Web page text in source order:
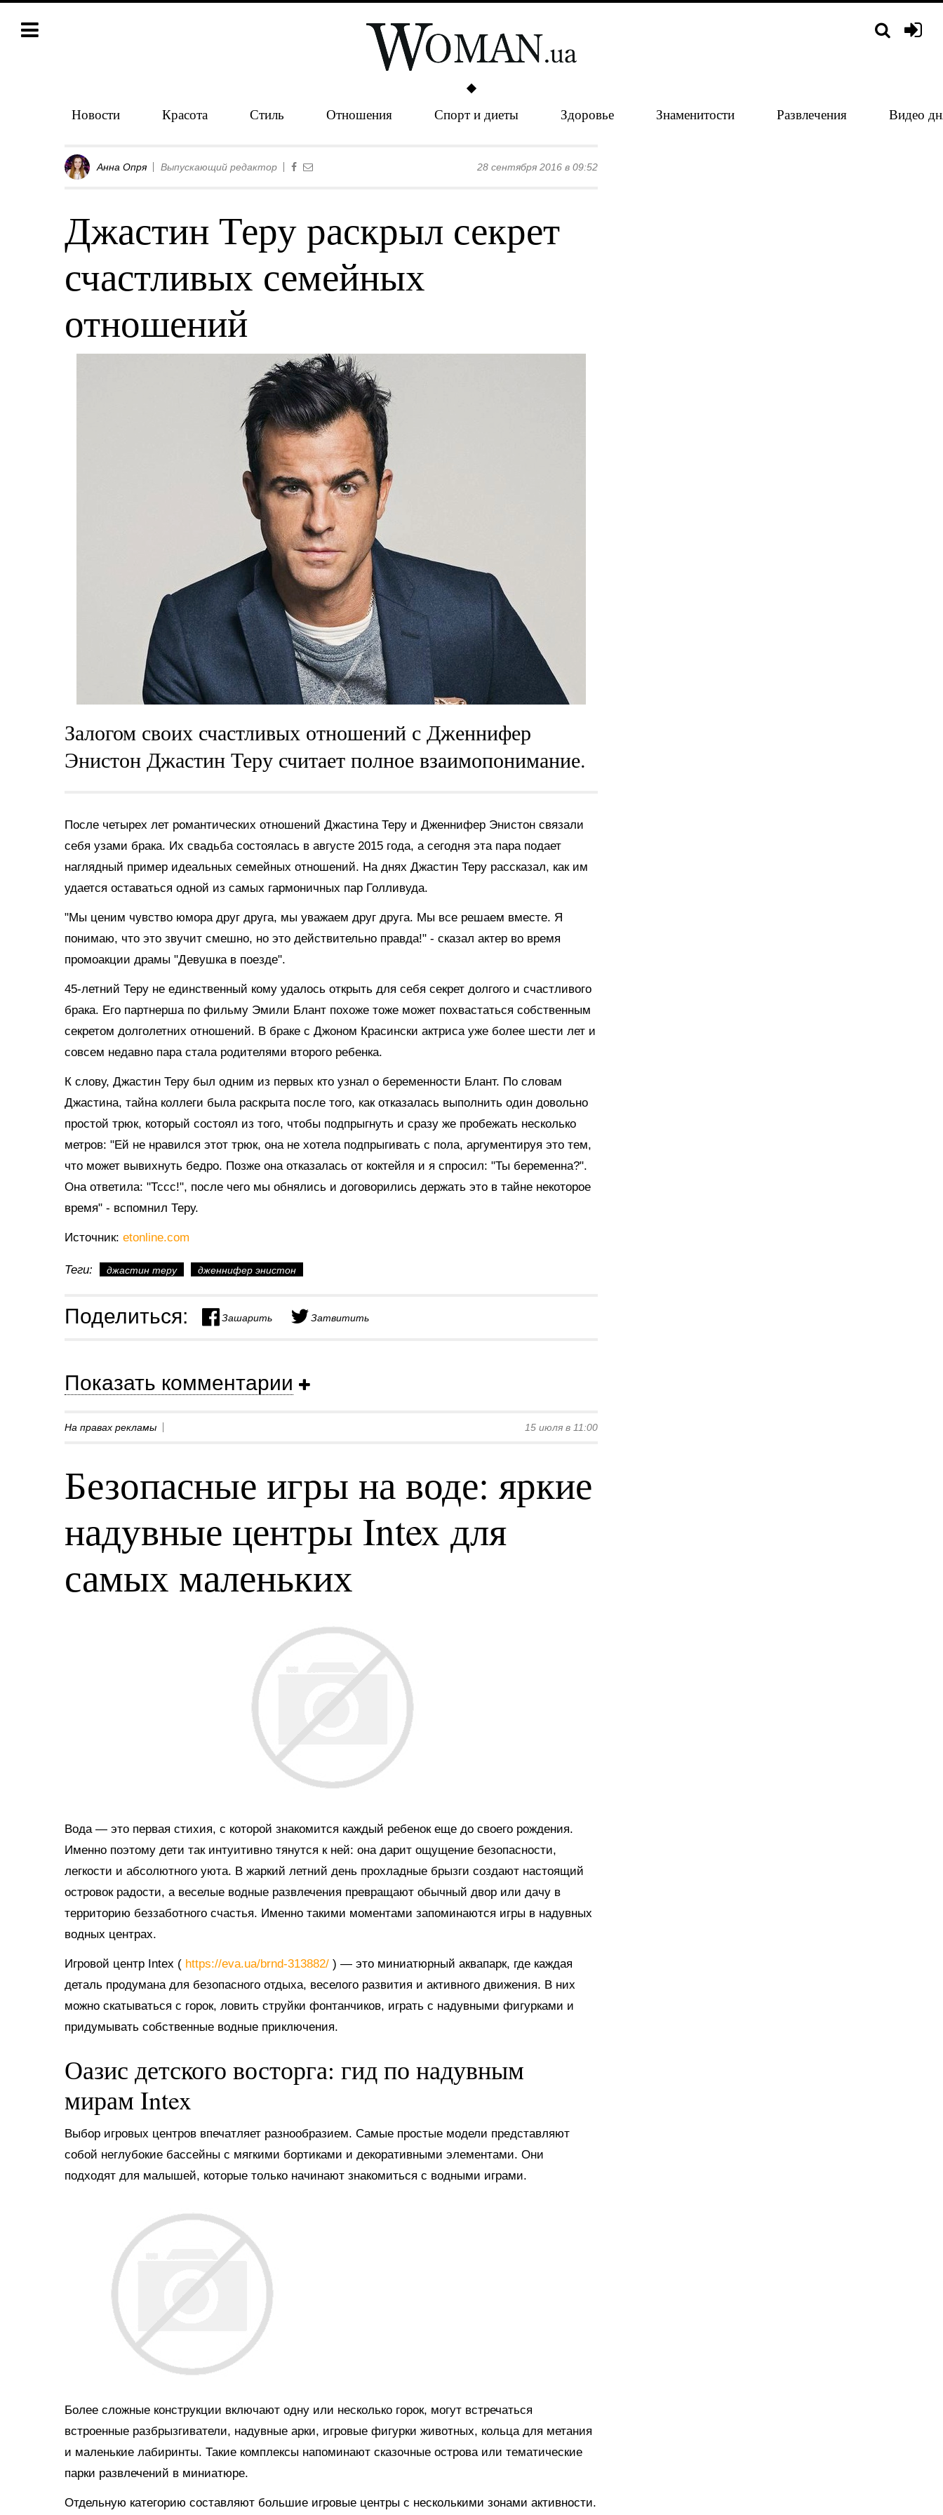
Новости Красота Стиль Отношения Спорт и диеты Здоровье Знаменитости Развлечения Видео
Анна Опря Выпускающий редактор 28 сентября 2016 в 09:52
Джастин Теру раскрыл секрет
счастливых семейных
отношений
Залогом своих счастливых отношений с Дженнифер
Энистон Джастин Теру считает полное взаимопонимание.
После четырех лет романтических отношений Джастина Теру и Дженнифер Энистон связали
себя узами брака. Их свадьба состоялась в августе 2015 года, а сегодня эта пара подает
наглядный пример идеальных семейных отношений. На днях Джастин Теру рассказал, как им
удается оставаться одной из самых гармоничных пар Голливуда.
"Мы ценим чувство юмора друг друга, мы уважаем друг друга. Мы все решаем вместе. Я
понимаю, что это звучит смешно, но это действительно правда!" - сказал актер во время
промоакции драмы "Девушка в поезде".
45-летний Теру не единственный кому удалось открыть для себя секрет долгого и счастливого
брака. Его партнерша по фильму Эмили Блант похоже тоже может похвастаться собственным
секретом долголетних отношений. В браке с Джоном Красински актриса уже более шести лет и
совсем недавно пара стала родителями второго ребенка.
К слову, Джастин Теру был одним из первых кто узнал о беременности Блант. По словам
Джастина, тайна коллеги была раскрыта после того, как отказалась выполнить один довольно
простой трюк, который состоял из того, чтобы подпрыгнуть и сразу же пробежать несколько
метров: "Ей не нравился этот трюк, она не хотела подпрыгивать с пола, аргументируя это тем,
что может вывихнуть бедро. Позже она отказалась от коктейля и я спросил: "Ты беременна?".
Она ответила: "Тссс!", после чего мы обнялись и договорились держать это в тайне некоторое
время" - вспомнил Теру.
Источник: etonline.com
Теги: джастин теру дженнифер энистон
Поделиться: Зашарить Затвитить
Показать комментарии
На правах рекламы 15 июля в 11:00
Безопасные игры на воде: яркие
надувные центры Intex для
самых маленьких
Вода — это первая стихия, с которой знакомится каждый ребенок еще до своего рождения.
Именно поэтому дети так интуитивно тянутся к ней: она дарит ощущение безопасности,
легкости и абсолютного уюта. В жаркий летний день прохладные брызги создают настоящий
островок радости, а веселые водные развлечения превращают обычный двор или дачу в
территорию беззаботного счастья. Именно такими моментами запоминаются игры в надувных
водных центрах.
Игровой центр Intex ( https://eva.ua/brnd-313882/ ) — это миниатюрный аквапарк, где каждая
деталь продумана для безопасного отдыха, веселого развития и активного движения. В них
можно скатываться с горок, ловить струйки фонтанчиков, играть с надувными фигурками и
придумывать собственные водные приключения.
Оазис детского восторга: гид по надувным
мирам Intex
Выбор игровых центров впечатляет разнообразием. Самые простые модели представляют
собой неглубокие бассейны с мягкими бортиками и декоративными элементами. Они
подходят для малышей, которые только начинают знакомиться с водными играми.
Более сложные конструкции включают одну или несколько горок, могут встречаться
встроенные разбрызгиватели, надувные арки, игровые фигурки животных, кольца для метания
и маленькие лабиринты. Такие комплексы напоминают сказочные острова или тематические
парки развлечений в миниатюре.
Отдельную категорию составляют большие игровые центры с несколькими зонами активности.